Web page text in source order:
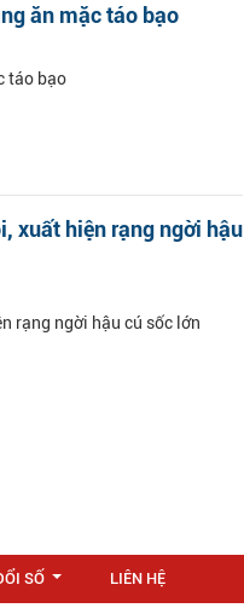
ăn mặc táo bạo
táo bạo
xuất hiện rạng ngời hậu
rạng ngời hậu cú sốc lớn
SỐ LIÊN HỆ